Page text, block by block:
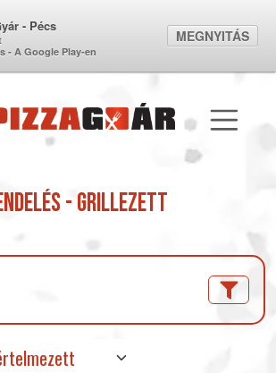
- Grillezett
- Pécs
- A Google Play-en
MEGNYITÁS